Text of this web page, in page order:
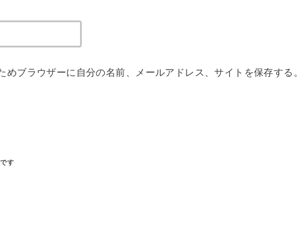
めブラウザーに自分の名前、メールアドレス、サイトを保存する。